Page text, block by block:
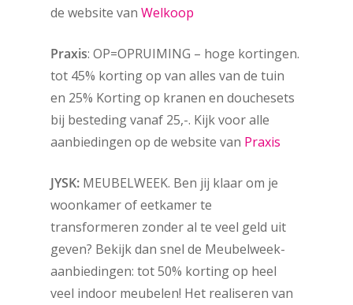
de website vanWelkoop
Praxis: OP=OPRUIMING – hoge kortingen.
tot 45% korting op van alles van de tuin
en 25% Korting op kranen en douchesets
bij besteding vanaf 25,-. Kijk voor alle
aanbiedingen op de website van Praxis
JYSK: MEUBELWEEK. Ben jij klaar om je
woonkamer of eetkamer te
transformeren zonder al te veel geld uit
geven? Bekijk dan snel de Meubelweek-
aanbiedingen: tot 50% korting op heel
veel indoor meubelen! Het realiseren van